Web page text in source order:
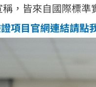
稱，皆來自國際標
項目官網連結請點